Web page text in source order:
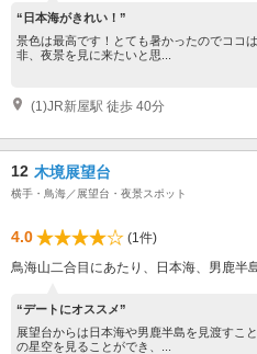
“日本海がきれい！”
景色は最高です！とても暑かったのでココ
非、夜景を見に来たいと思...
(1)JR新屋駅 徒歩 40分
12 木境展望台
横手・鳥海／展望台・夜景スポット
4.0
(1件)
鳥海山二合目にあたり、日本海、男鹿半
“デートにオススメ”
展望台からは日本海や男鹿半島を見渡すこ
の星空を見ることができ、...